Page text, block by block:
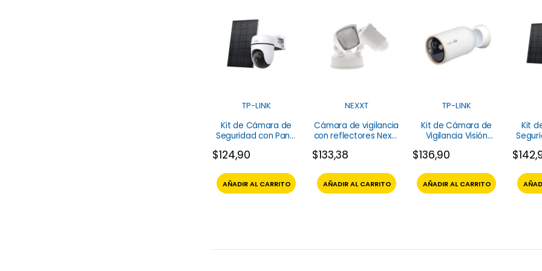
TP-LINK
Kit de Cámara de
Seguridad con Panel
Tapo C630 TP-Link
$124,90
AÑADIR AL CARRITO
NEXXT
Cámara de vigilancia
con reflectores Nexxt
$133,38
AÑADIR AL CARRITO
TP-LINK
Kit de Cámara de
Vigilancia Visión
TP-Link
$136,90
AÑADIR AL CARRITO
Kit
Tapo
$